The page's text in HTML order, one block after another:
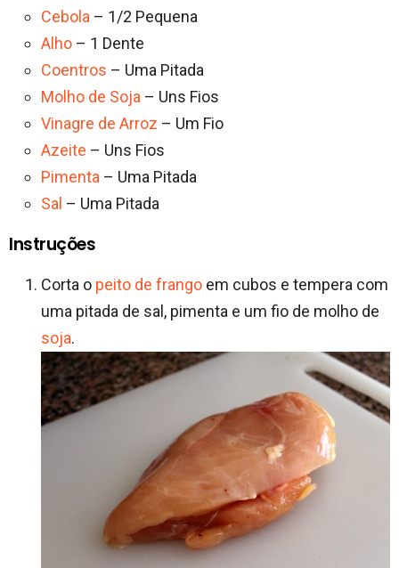
Cebola – 1/2 Pequena
Alho – 1 Dente
Coentros – Uma Pitada
Molho de Soja – Uns Fios
Vinagre de Arroz – Um Fio
Azeite – Uns Fios
Pimenta – Uma Pitada
Sal – Uma Pitada
Instruções
Corta o peito de frango em cubos e tempera com
uma pitada de sal, pimenta e um fio de molho de
soja.